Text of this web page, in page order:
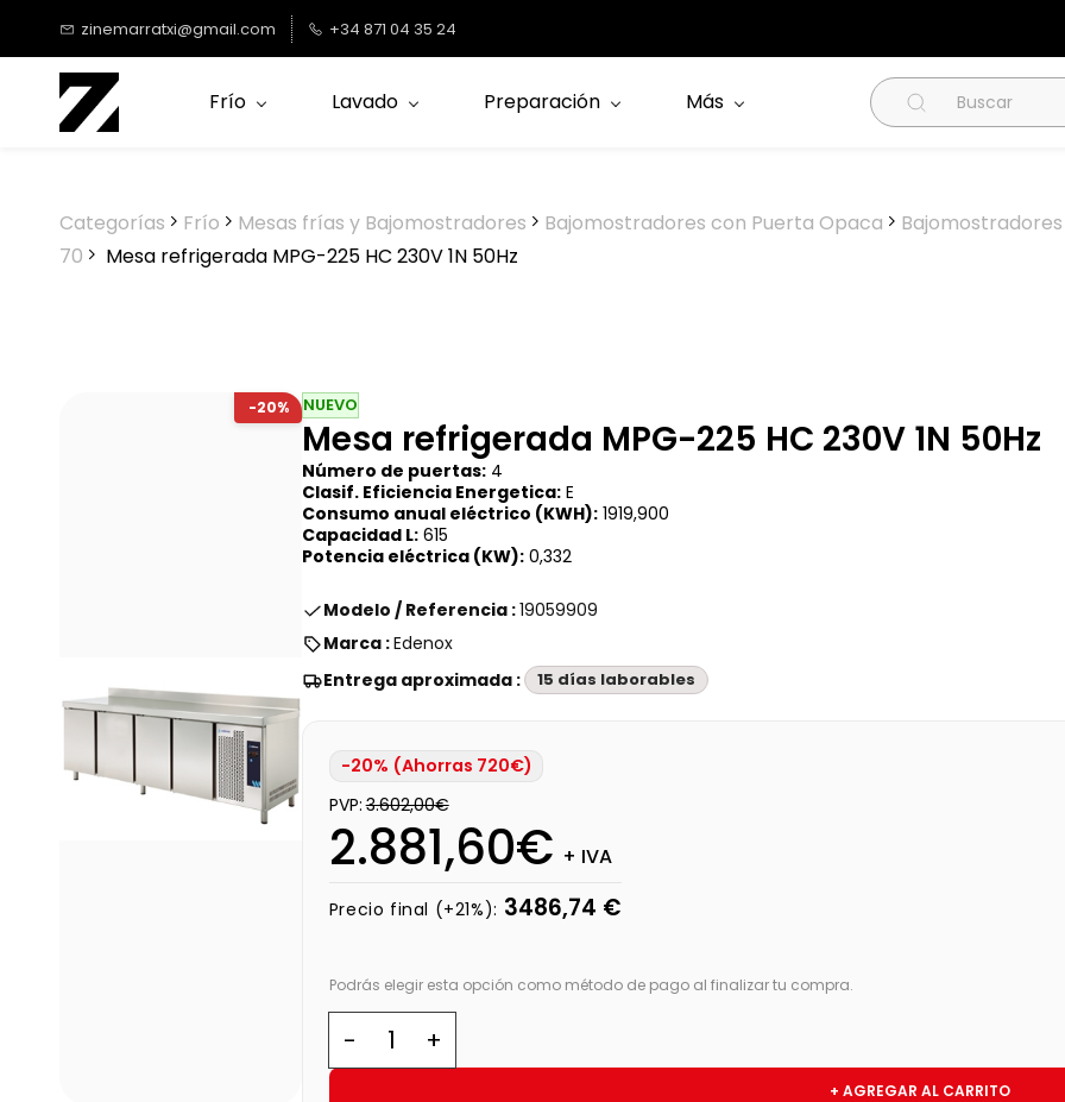
contenido
principal
zinemarratxi@gmail.com +34 871 04 35 24
Frío Lavado Preparación Más
Categorías Frío Mesas frías y Bajomostradores Bajomostradores con Puerta Opaca
70
Mesa refrigerada MPG-225 HC 230V 1N 50Hz
-20% NUEVO
Mesa refrigerada MPG-225 HC 230V 1N 50Hz
Número de puertas:4
Clasif. Eficiencia Energetica:E
Consumo anual eléctrico (KWH):1919,900
Capacidad L:615
Potencia eléctrica (KW):0,332
Modelo / Referencia :19059909
Marca :Edenox
Entrega aproximada :
15 días laborables
-20% (Ahorras 720€)
PVP:3.602,00€
2.881,60€ + IVA
Precio final (+21%): 3486,74 €
Podrás elegir esta opción como método de pago al finalizar tu compra.
+ AGREGAR AL CARRITO